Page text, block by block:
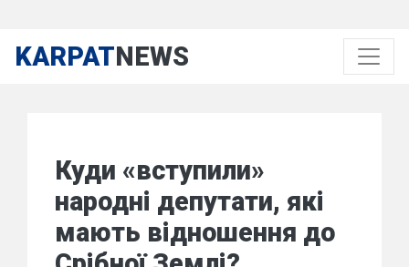
KARPATNEWS
Куди «вступили»
народні депутати, які
мають відношення до